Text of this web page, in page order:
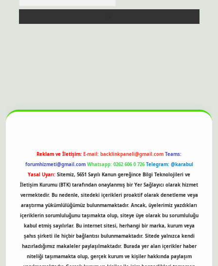
Reklam ve İletişim: E-mail: backlinkpaneli@gmail.com Teams:
forumhizmeti@gmail.com Whatsapp: 0262 606 0 726 Telegram: @karabul
Yasal Uyarı: Sitemiz, 5651 Sayılı Kanun gereğince Bilgi Teknolojileri ve
İletişim Kurumu (BTK) tarafından onaylanmış bir Yer Sağlayıcı olarak hizmet
vermektedir. Bu nedenle, sitedeki içerikleri proaktif olarak denetleme veya
araştırma yükümlülüğümüz bulunmamaktadır. Ancak, üyelerimiz yazdıkları
içeriklerin sorumluluğunu taşımakta olup, siteye üye olarak bu sorumluluğu
kabul etmiş sayılırlar. Bu internet sitesi, herhangi bir marka, kurum veya
şahıs şirketi ile hiçbir bağlantısı bulunmamaktadır. Sitede yalnızca kendi
hazırladığımız makaleler paylaşılmaktadır. Burada yer alan içerikler haber
niteliği taşımamakta olup, gerçek kurum ve kişiler hakkında paylaşım